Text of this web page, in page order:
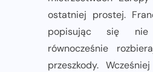
ostatniej prostej.
popisując się nie
równocześnie
przeszkody.